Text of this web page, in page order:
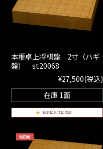
本榧卓上将棋盤 2寸（ハギ
盤） st20068
¥27,500(税込)
在庫 1面